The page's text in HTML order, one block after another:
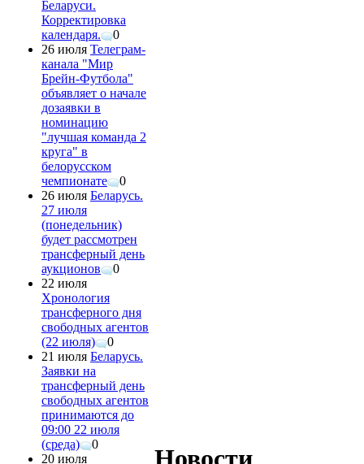
Беларуси.
Корректировка
календаря.
0
26 июля Телеграм-
канала "Мир
Брейн-Футбола"
объявляет о начале
дозаявки в
номинацию
"лучшая команда 2
круга" в
белорусском
чемпионате
0
26 июля Беларусь.
27 июля
(понедельник)
будет рассмотрен
трансферный день
аукционов
0
22 июля
Хронология
трансферного дня
свободных агентов
(22 июля)
0
21 июля Беларусь.
Заявки на
трансферный день
свободных агентов
принимаются до
09:00 22 июля
(среда)
0
20 июля